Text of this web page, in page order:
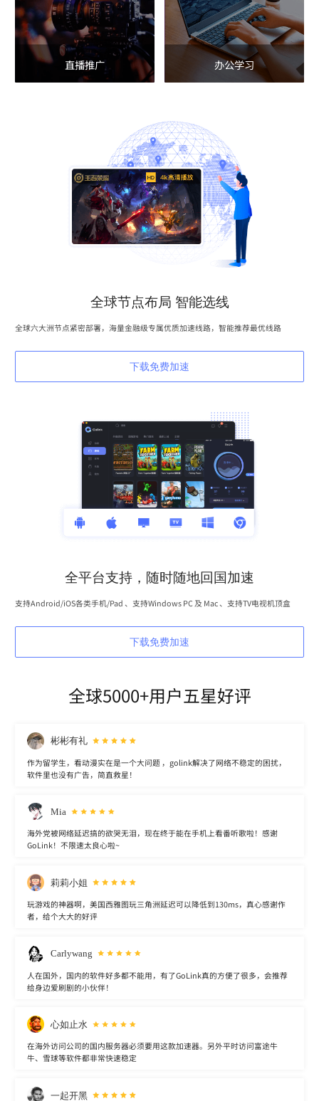
直播推广 办公学习
全球节点布局 智能选线
全球六大洲节点紧密部署，海量金融级专属优质加速线路，智能推荐最优线路
下载免费加速
全平台支持，随时随地回国加速
支持Android/iOS各类手机/Pad 、支持Windows PC 及 Mac 、支持TV电视机顶盒
下载免费加速
全球5000+用户五星好评
彬彬有礼
作为留学生，看动漫实在是一个大问题 ，golink解决了网络不稳定的困扰，
软件里也没有广告，简直救星！
Mia
海外党被网络延迟搞的欲哭无泪，现在终于能在手机上看番听歌啦！感谢
GoLink！不限速太良心啦~
莉莉小姐
玩游戏的神器啊，美国西雅图玩三角洲延迟可以降低到130ms，真心感谢作
者，给个大大的好评
Carlywang
人在国外，国内的软件好多都不能用，有了GoLink真的方便了很多，会推荐
给身边爱刷剧的小伙伴！
心如止水
在海外访问公司的国内服务器必须要用这款加速器。另外平时访问富途牛
牛、雪球等软件都非常快速稳定
一起开黑